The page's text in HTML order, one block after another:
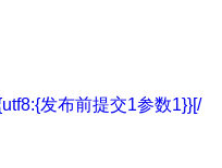
发布前提交1参数1}}[/